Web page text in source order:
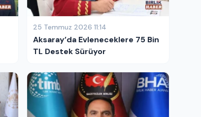
25 Temmuz 2026 11:14
Aksaray’da Evleneceklere 75 Bin
TL Destek Sürüyor